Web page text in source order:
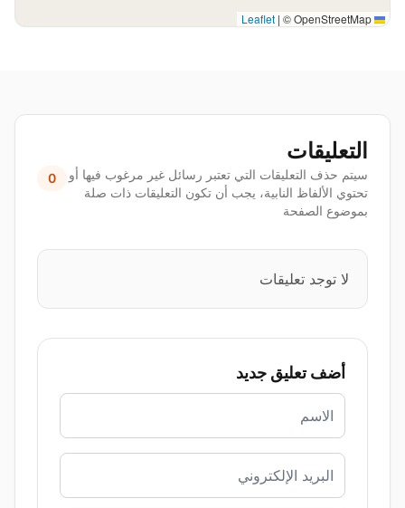
| © OpenStreetMap
التعليقات
سيتم حذف التعليقات التي تعتبر رسائل غير مرغوب فيها أو
تحتوي الألفاظ النابية، يجب أن تكون التعليقات ذات صلة
بموضوع الصفحة
0
لا توجد تعليقات
أضف تعليق جديد